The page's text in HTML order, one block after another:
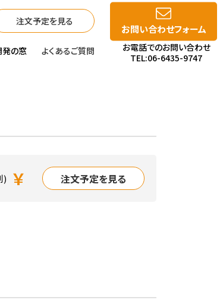
注文予定を見る
発の窓 よくあるご質問
お問い合わせフォーム
お電話でのお問い合わせ
TEL:06-6435-9747
) ￥ 注文予定を見る